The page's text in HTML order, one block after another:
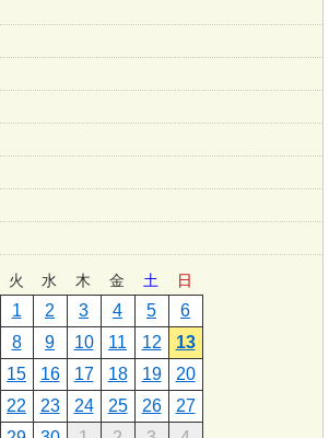
火 水 木 金 土 日
1 2 3 4 5
6
8 9 10 11 12
13
15 16 17 18 19
20
22 23 24 25 26
27